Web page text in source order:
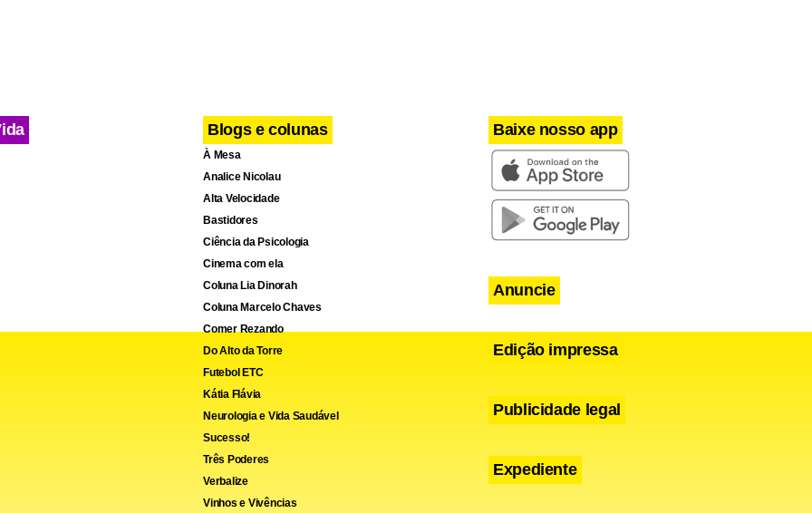
da Ilha do Retiro, em Recife (PE)
de 2007, domingo
Blogs e colunas
À Mesa
Analice Nicolau
Alta Velocidade
Bastidores
Ciência da Psicologia
Cinema com ela
Coluna Lia Dinorah
Coluna Marcelo Chaves
Comer Rezando
Do Alto da Torre
Futebol ETC
Kátia Flávia
Neurologia e Vida Saudável
Sucesso!
Três Poderes
Verbalize
Vinhos e Vivências
Baixe nosso app
Anuncie
Edição impressa
Publicidade legal
Expediente